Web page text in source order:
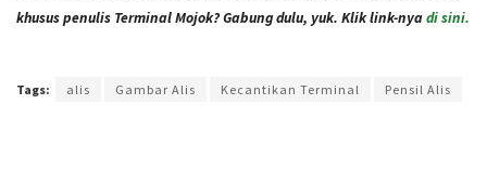
khusus penulis Terminal Mojok? Gabung dulu, yuk. Klik link-nyadi sini.
Tags: alis Gambar Alis Kecantikan Terminal Pensil Alis